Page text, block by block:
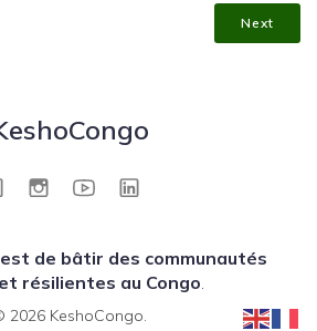
Next
de bâtir des communautés
résilientes au Congo.
2026 KeshoCongo.